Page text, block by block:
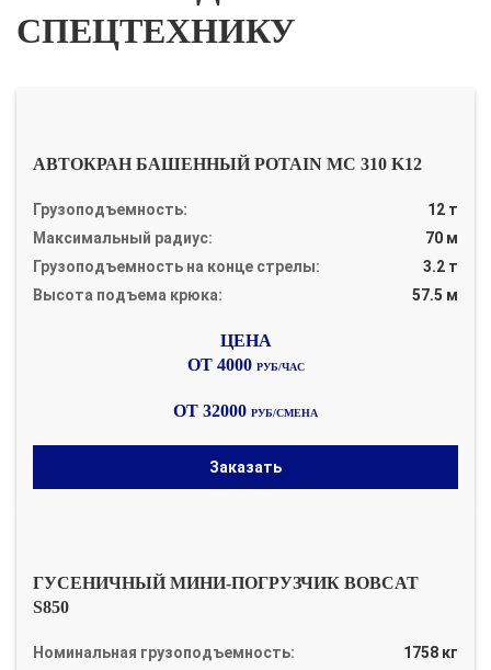
СПЕЦТЕХНИКУ
АВТОКРАН БАШЕННЫЙ POTAIN MC 310 K12
Грузоподъемность:
12 т
Максимальный радиус:
70 м
Грузоподъемность на конце стрелы:
3.2 т
Высота подъема крюка:
57.5 м
ОТ 4000 РУБ/ЧАС
ОТ 32000 РУБ/СМЕНА
Заказать
ГУСЕНИЧНЫЙ МИНИ-ПОГРУЗЧИК BOBCAT
S850
Номинальная грузоподъемность:
1758 кг